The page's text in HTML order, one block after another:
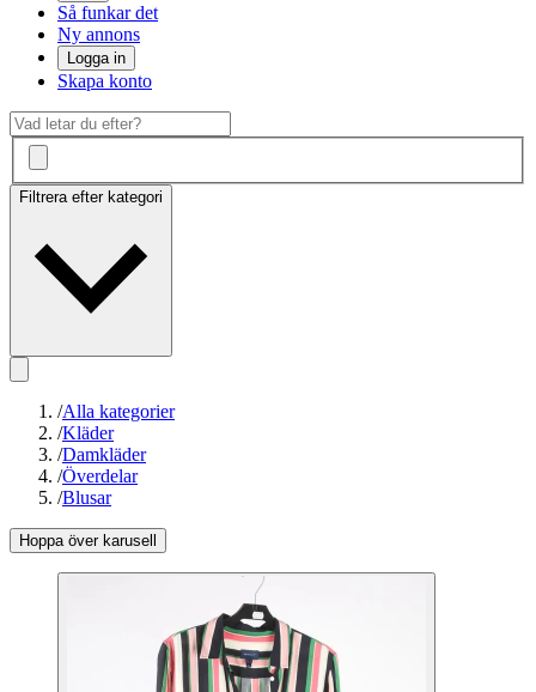
Så funkar det
Ny annons
Logga in
Skapa konto
Filtrera efter kategori
/Alla kategorier
/Kläder
/Damkläder
/Överdelar
/Blusar
Hoppa över karusell